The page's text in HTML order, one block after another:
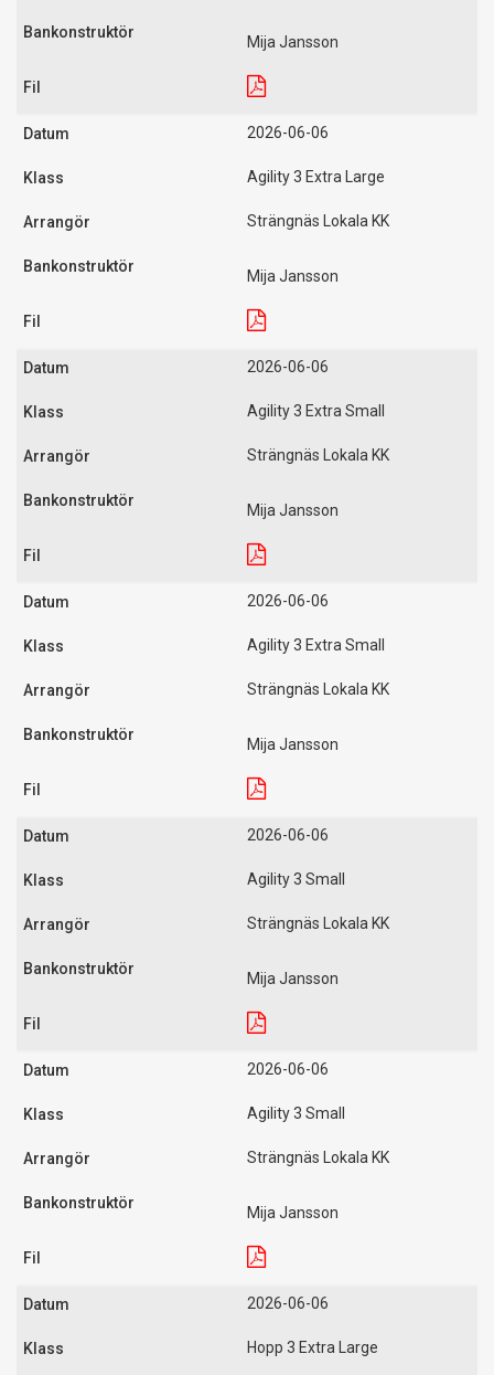
Mija Jansson
2026-06-06
Agility 3 Extra Large
Strängnäs Lokala KK
Mija Jansson
2026-06-06
Agility 3 Extra Small
Strängnäs Lokala KK
Mija Jansson
2026-06-06
Agility 3 Extra Small
Strängnäs Lokala KK
Mija Jansson
2026-06-06
Agility 3 Small
Strängnäs Lokala KK
Mija Jansson
2026-06-06
Agility 3 Small
Strängnäs Lokala KK
Mija Jansson
2026-06-06
Hopp 3 Extra Large